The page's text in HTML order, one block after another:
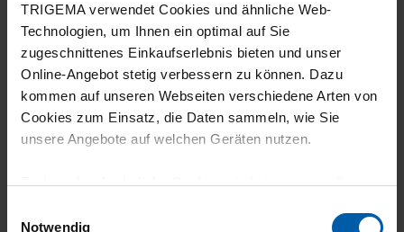
TRIGEMA verwendet Cookies und ähnliche Web-
Technologien, um Ihnen ein optimal auf Sie
zugeschnittenes Einkaufserlebnis bieten und unser
Online-Angebot stetig verbessern zu können. Dazu
kommen auf unseren Webseiten verschiedene Arten von
Cookies zum Einsatz, die Daten sammeln, wie Sie
unsere Angebote auf welchen Geräten nutzen.
Technisch erforderliche Cookies sind eine notwendige
grundlegende Funktionen wie etwa zur Auswahl und
Notwendig
Passt ausgezeichnet. Für mich ein super
Basic, seit vielen Jahren, von dem ich immer
in weiß, blau und schwarz um die 20 Stück
habe. Halten ewig.
16.07.2026